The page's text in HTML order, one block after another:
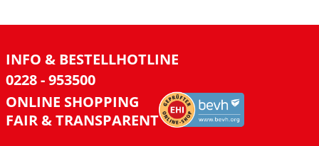
INFO & BESTELLHOTLINE
0228 - 953500
ONLINE SHOPPING
FAIR & TRANSPARENT